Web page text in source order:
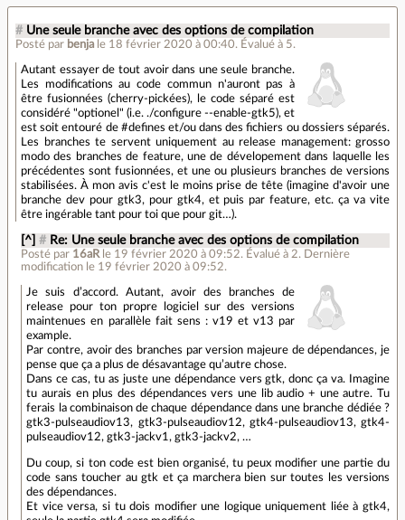
# Une seule branche avec des options de compilation
Posté par benja le 18 février 2020 à 00:40. Évalué à 5.
Autant essayer de tout avoir dans une seule branche.
Les modifications au code commun n'auront pas à
être fusionnées (cherry-pickées), le code séparé est
considéré "optionel" (i.e. ./configure --enable-gtk5), et
est soit entouré de #defines et/ou dans des fichiers ou dossiers séparés.
Les branches te servent uniquement au release management: grosso
modo des branches de feature, une de dévelopement dans laquelle les
précédentes sont fusionnées, et une ou plusieurs branches de versions
stabilisées. À mon avis c'est le moins prise de tête (imagine d'avoir une
branche dev pour gtk3, pour gtk4, et puis par feature, etc. ça va vite
être ingérable tant pour toi que pour git…).
[^] # Re: Une seule branche avec des options de compilation
Posté par 16aR le 19 février 2020 à 09:52. Évalué à 2. Dernière
modification le 19 février 2020 à 09:52.
Je suis d’accord. Autant, avoir des branches de
release pour ton propre logiciel sur des versions
maintenues en parallèle fait sens : v19 et v13 par
example.
Par contre, avoir des branches par version majeure de dépendances, je
pense que ça a plus de désavantage qu’autre chose.
Dans ce cas, tu as juste une dépendance vers gtk, donc ça va. Imagine
tu aurais en plus des dépendances vers une lib audio + une autre. Tu
ferais la combinaison de chaque dépendance dans une branche dédiée ?
gtk3-pulseaudiov13, gtk3-pulseaudiov12, gtk4-pulseaudiov13, gtk4-
pulseaudiov12, gtk3-jackv1, gtk3-jackv2, …
Du coup, si ton code est bien organisé, tu peux modifier une partie du
code sans toucher au gtk et ça marchera bien sur toutes les versions
des dépendances.
Et vice versa, si tu dois modifier une logique uniquement liée à gtk4,